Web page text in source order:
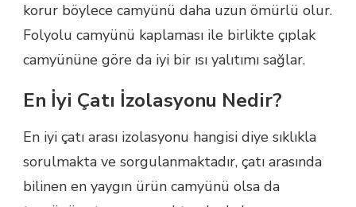
korur böylece camyünü daha uzun ömürlü olur.
Folyolu camyünü kaplaması ile birlikte çıplak
camyününe göre da iyi bir ısı yalıtımı sağlar.
En İyi Çatı İzolasyonu Nedir?
En iyi çatı arası izolasyonu hangisi diye sıklıkla
sorulmakta ve sorgulanmaktadır, çatı arasında
bilinen en yaygın ürün camyünü olsa da